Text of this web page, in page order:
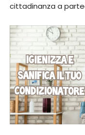
cittadinanza a